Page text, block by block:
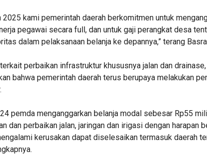
2025 kami pemerintah daerah berkomitmen untuk
pegawai secara full, dan untuk gaji perangkat desa
dalam pelaksanaan belanja ke depannya,” terang
perbaikan infrastruktur khususnya jalan dan
bahwa pemerintah daerah terus berupaya melakukan
pemda menganggarkan belanja modal sebesar Rp55
dan perbaikan jalan, jaringan dan irigasi dengan harapan
kerusakan dapat diselesaikan termasuk daerah